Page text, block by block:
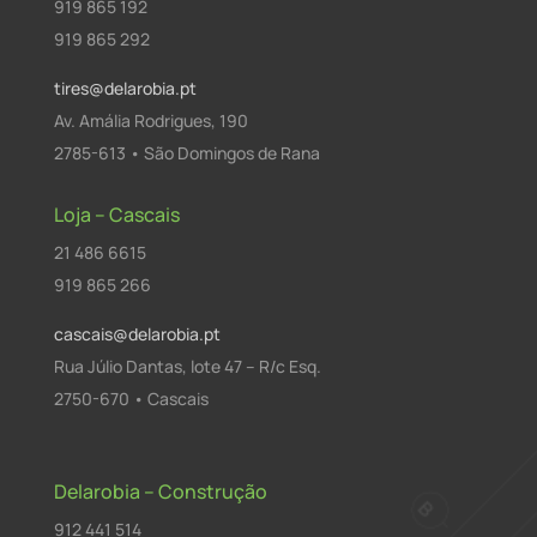
919 865 192
919 865 292
tires@delarobia.pt
Av. Amália Rodrigues, 190
2785-613 • São Domingos de Rana
Loja – Cascais
21 486 6615
919 865 266
cascais@delarobia.pt
Rua Júlio Dantas, lote 47 – R/c Esq.
2750-670 • Cascais
Delarobia – Construção
912 441 514